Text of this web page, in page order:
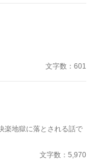
文字数：601
楽地獄に落とされる話で
文字数：5,970